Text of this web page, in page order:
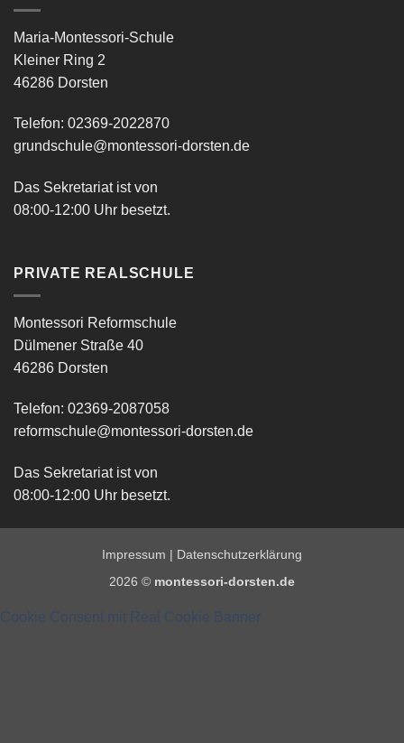
Maria-Montessori-Schule
Kleiner Ring 2
46286 Dorsten
Telefon: 02369-2022870
grundschule@montessori-dorsten.de
Das Sekretariat ist von
08:00-12:00 Uhr besetzt.
PRIVATE REALSCHULE
Montessori Reformschule
Dülmener Straße 40
46286 Dorsten
Telefon: 02369-2087058
reformschule@montessori-dorsten.de
Das Sekretariat ist von
08:00-12:00 Uhr besetzt.
Impressum | Datenschutzerklärung
2026 © montessori-dorsten.de
Cookie Consent mit Real Cookie Banner